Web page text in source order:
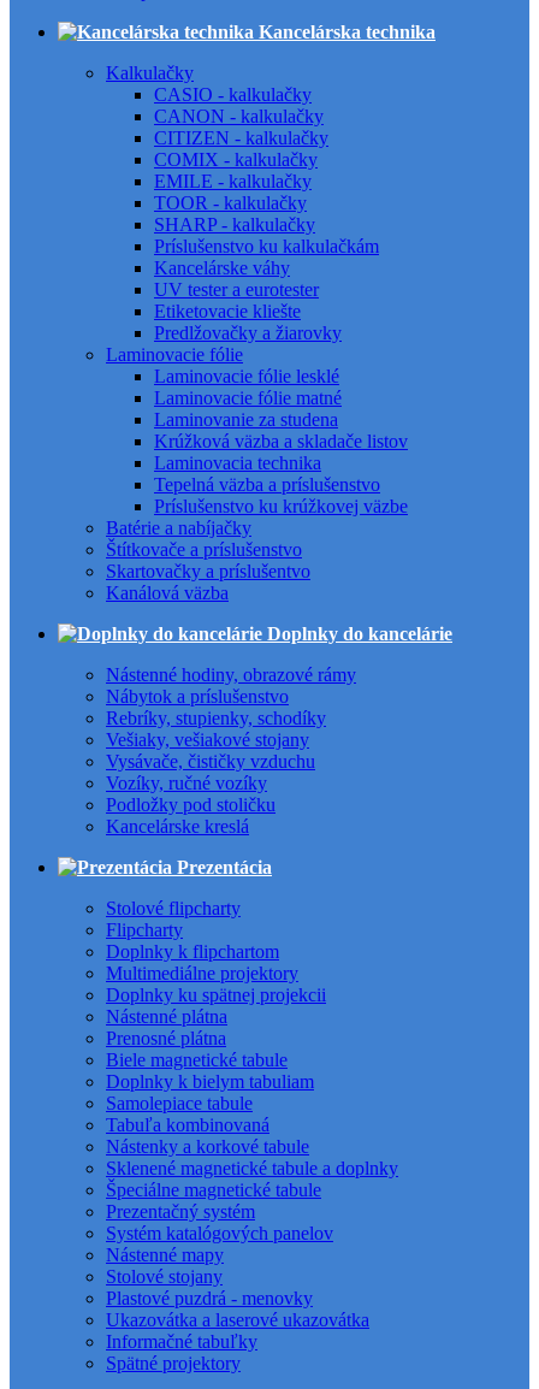
Kancelárska technika
Kalkulačky
CASIO - kalkulačky
CANON - kalkulačky
CITIZEN - kalkulačky
COMIX - kalkulačky
EMILE - kalkulačky
TOOR - kalkulačky
SHARP - kalkulačky
Príslušenstvo ku kalkulačkám
Kancelárske váhy
UV tester a eurotester
Etiketovacie kliešte
Predlžovačky a žiarovky
Laminovacie fólie
Laminovacie fólie lesklé
Laminovacie fólie matné
Laminovanie za studena
Krúžková väzba a skladače listov
Laminovacia technika
Tepelná väzba a príslušenstvo
Príslušenstvo ku krúžkovej väzbe
Batérie a nabíjačky
Štítkovače a príslušenstvo
Skartovačky a príslušentvo
Kanálová väzba
Doplnky do kancelárie
Nástenné hodiny, obrazové rámy
Nábytok a príslušenstvo
Rebríky, stupienky, schodíky
Vešiaky, vešiakové stojany
Vysávače, čističky vzduchu
Vozíky, ručné vozíky
Podložky pod stoličku
Kancelárske kreslá
Prezentácia
Stolové flipcharty
Flipcharty
Doplnky k flipchartom
Multimediálne projektory
Doplnky ku spätnej projekcii
Nástenné plátna
Prenosné plátna
Biele magnetické tabule
Doplnky k bielym tabuliam
Samolepiace tabule
Tabuľa kombinovaná
Nástenky a korkové tabule
Sklenené magnetické tabule a doplnky
Špeciálne magnetické tabule
Prezentačný systém
Systém katalógových panelov
Nástenné mapy
Stolové stojany
Plastové puzdrá - menovky
Ukazovátka a laserové ukazovátka
Informačné tabuľky
Spätné projektory